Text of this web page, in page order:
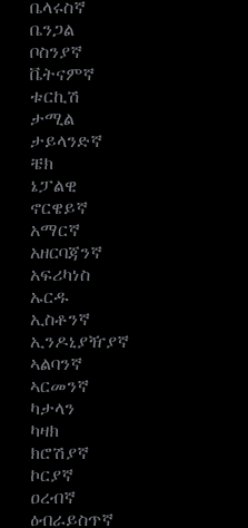
ቤላሩስኛ
ቤንጋል
ቦስንያኛ
ቬትናምኛ
ቱርኪሽ
ታሚል
ታይላንድኛ
ቼክ
ኔፓልዊ
ኖርዌይኛ
አማርኛ
አዘርባጃንኛ
አፍሪካነስ
ኡርዱ
ኢስቶንኛ
ኢንዶኒያዥያኛ
ኣልባንኛ
ኣርመንኛ
ካታላን
ካዛክ
ክሮሽያኛ
ኮርያኛ
ዐረብኛ
ዕብራይስጥኛ